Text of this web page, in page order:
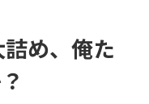
め、俺た